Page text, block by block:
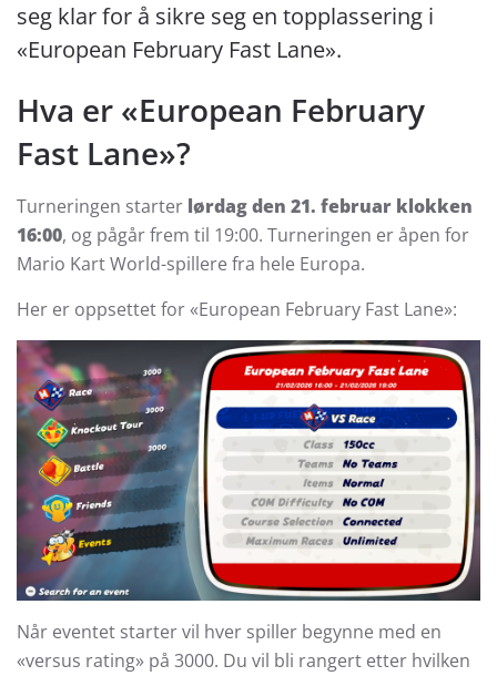
seg klar for å sikre seg en topplassering i
«European February Fast Lane».
Hva er «European February
Fast Lane»?
Turneringen starter lørdag den 21. februar klokken
16:00, og pågår frem til 19:00. Turneringen er åpen for
Mario Kart World-spillere fra hele Europa.
Her er oppsettet for «European February Fast Lane»:
Når eventet starter vil hver spiller begynne med en
«versus rating» på 3000. Du vil bli rangert etter hvilken